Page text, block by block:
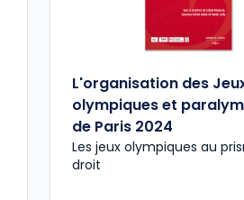
L'organisation des
olympiques et
de Paris 2024
Les jeux olympiques au
droit